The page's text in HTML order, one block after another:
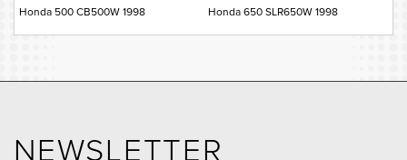
Honda 500 CB500W 1998
Honda 650 SLR650W 1998
NEWSLETTER